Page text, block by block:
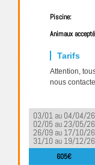
Piscine:
Animaux
Attention,
nous
03/01 au 04/04/26
02/05 au 23/05/26
26/09 au 17/10/26
31/10 au 19/12/26
605€